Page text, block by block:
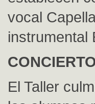
vocal
instrumental
El Taller